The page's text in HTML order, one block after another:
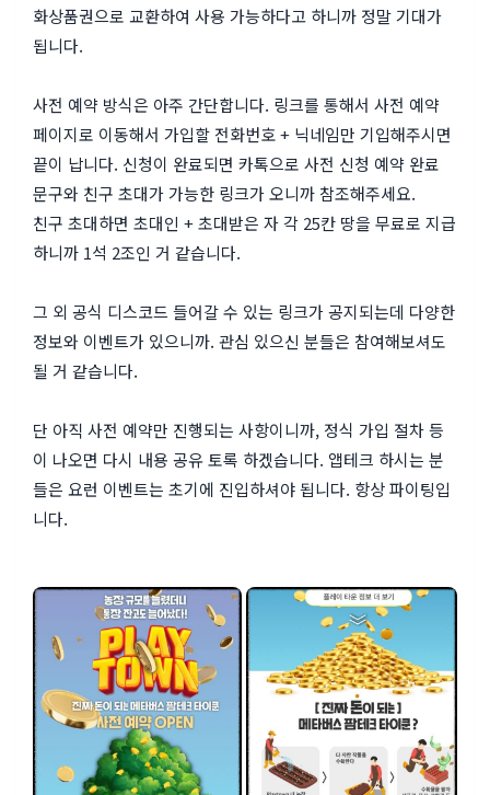
화상품권으로 교환하여 사용 가능하다고 하니까 정말 기대가
됩니다.
사전 예약 방식은 아주 간단합니다. 링크를 통해서 사전 예약
페이지로 이동해서 가입할 전화번호 + 닉네임만 기입해주시면
끝이 납니다. 신청이 완료되면 카톡으로 사전 신청 예약 완료
문구와 친구 초대가 가능한 링크가 오니까 참조해주세요.
친구 초대하면 초대인 + 초대받은 자 각 25칸 땅을 무료로 지급
하니까 1석 2조인 거 같습니다.
그 외 공식 디스코드 들어갈 수 있는 링크가 공지되는데 다양한
정보와 이벤트가 있으니까. 관심 있으신 분들은 참여해보셔도
될 거 같습니다.
단 아직 사전 예약만 진행되는 사항이니까, 정식 가입 절차 등
이 나오면 다시 내용 공유 토록 하겠습니다. 앱테크 하시는 분
들은 요런 이벤트는 초기에 진입하셔야 됩니다. 항상 파이팅입
니다.